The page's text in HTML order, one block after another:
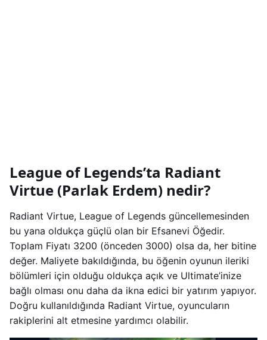
League of Legends’ta Radiant
Virtue (Parlak Erdem) nedir?
Radiant Virtue, League of Legends güncellemesinden
bu yana oldukça güçlü olan bir Efsanevi Öğedir.
Toplam Fiyatı 3200 (önceden 3000) olsa da, her bitine
değer. Maliyete bakıldığında, bu öğenin oyunun ileriki
bölümleri için olduğu oldukça açık ve Ultimate’inize
bağlı olması onu daha da ikna edici bir yatırım yapıyor.
Doğru kullanıldığında Radiant Virtue, oyuncuların
rakiplerini alt etmesine yardımcı olabilir.